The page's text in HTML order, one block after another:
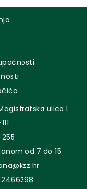
ulica 1
od 7 do 15